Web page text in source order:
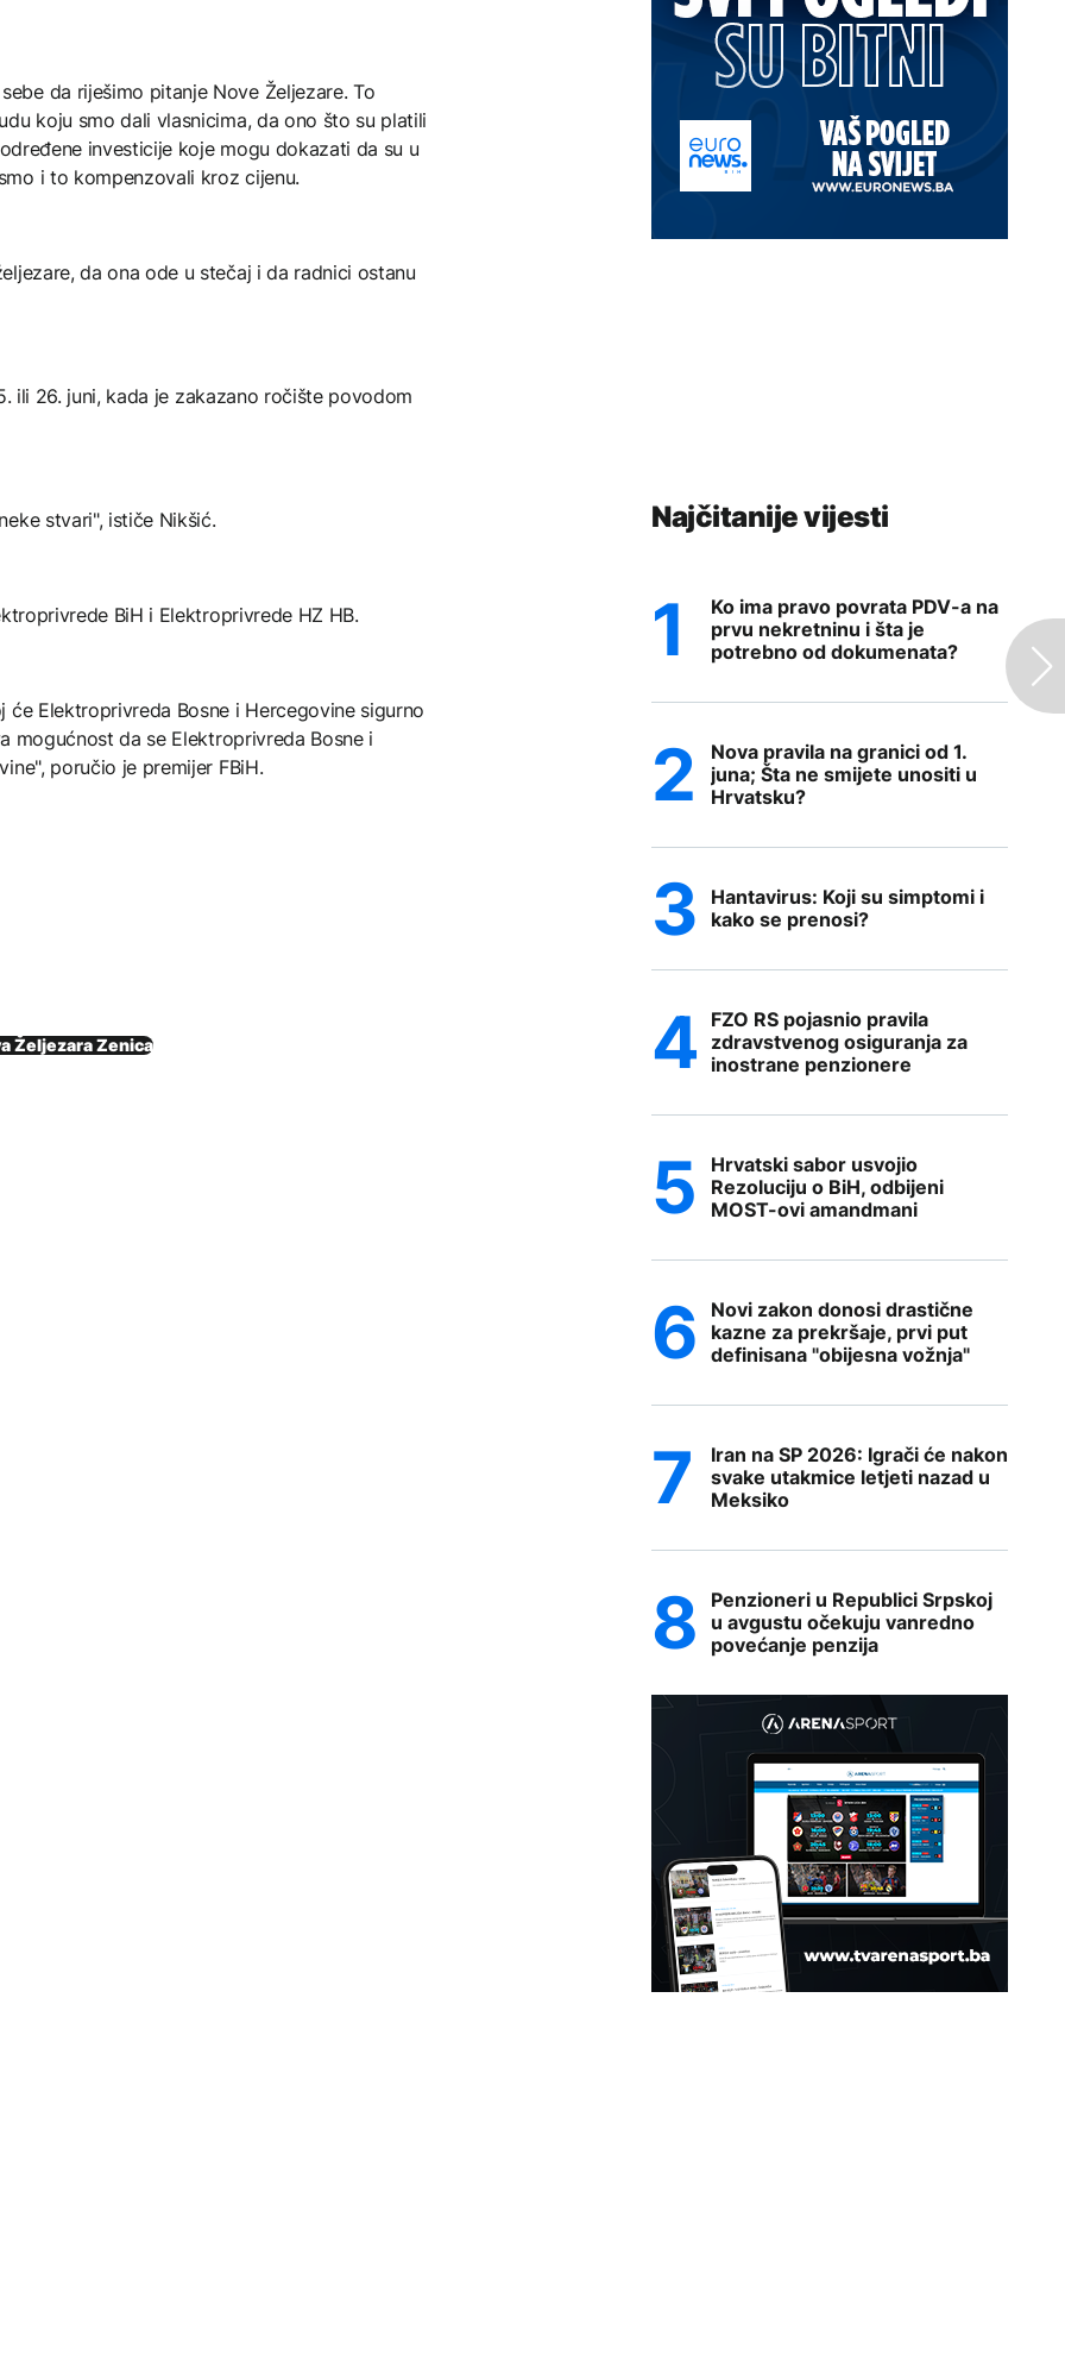
da riješimo pitanje Nove Željezare. To
koju smo dali vlasnicima, da ono što su platili
investicije koje mogu dokazati da su u
i to kompenzovali kroz cijenu.
da ona ode u stečaj i da radnici ostanu
ili 26. juni, kada je zakazano ročište povodom
stvari", ističe Nikšić.
BiH i Elektroprivrede HZ HB.
će Elektroprivreda Bosne i Hercegovine sigurno
mogućnost da se Elektroprivreda Bosne i
poručio je premijer FBiH.
Željezara Zenica
Najčitanije vijesti
Ko ima pravo povrata PDV-a na
prvu nekretninu i šta je
potrebno od dokumenata?
Nova pravila na granici od 1.
juna; Šta ne smijete unositi u
Hrvatsku?
Hantavirus: Koji su simptomi i
kako se prenosi?
FZO RS pojasnio pravila
zdravstvenog osiguranja za
inostrane penzionere
Hrvatski sabor usvojio
Rezoluciju o BiH, odbijeni
MOST-ovi amandmani
Novi zakon donosi drastične
kazne za prekršaje, prvi put
definisana "obijesna vožnja"
Iran na SP 2026: Igrači će nakon
svake utakmice letjeti nazad u
Meksiko
Penzioneri u Republici Srpskoj
u avgustu očekuju vanredno
povećanje penzija